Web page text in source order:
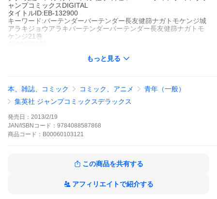
ャンプコミックスDIGITAL
タイトルID:EB-132900
キーワード:バーテンダーバーテンダー長友健篩ナガトモケンジ城
アラキジョウアラキバーテンダーバーテンダー長友健篩ナガトモ
ケンジ21巻
プコミックスDIGITAL
佐々倉溜と翼の店で、師・葛原の思いが分からないと悩みを打ち
明ける弟子・白石。そんな彼に出す佐々倉の一杯とは!?心を癒す
バーテンダーの『神のグラス』の物語、感動の最終巻…。
バーテンダーの作品をもっと見る
もっと見る
本、雑誌、コミック コミック、アニメ
青年（一般）
集英社 ジャンプコミックスデラックス
発売日： 2013/2/19
JAN/ISBNコード： 9784088587868
商品 コード： B00060103121
この商品を共有する
アフィリエイトで紹介する